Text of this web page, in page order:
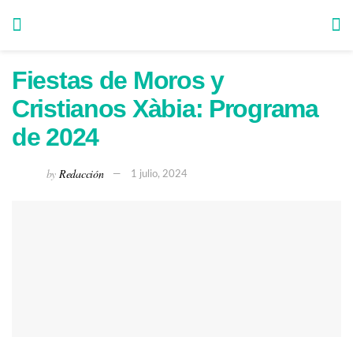
Fiestas de Moros y
Cristianos Xàbia: Programa
de 2024
by Redacción 1 julio, 2024